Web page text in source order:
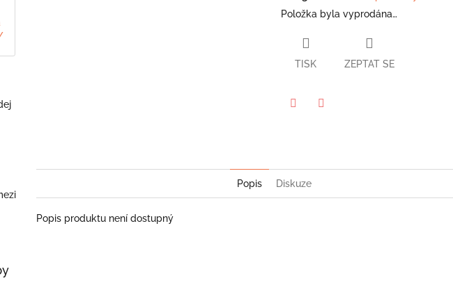
Položka byla vyprodána…
TISK ZEPTAT SE
Popis Diskuze
Popis produktu není dostupný